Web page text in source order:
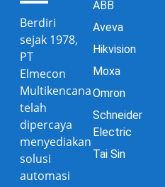
Berdiri
sejak 1978,
PT
Elmecon
Multikencana
telah
dipercaya
menyediakan
solusi
automasi
ABB
Aveva
Hikvision
Moxa
Omron
Schneider
Electric
Tai Sin